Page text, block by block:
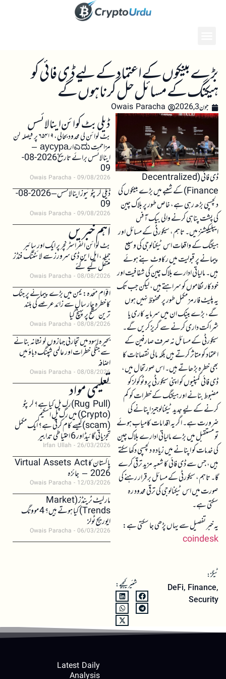
بڑے بینکوں کے اعتماد کے لیے ڈی فائی کو
ہیکنگ کے مسائل حل کرنا ہوں گے
جون 3, 2026 Owais Paracha
ڈی فائی (Decentralized
Finance) کے شعبے میں بڑے بینکوں کی
دلچسپی بڑھ رہی ہے، خاص طور پر بلاک چین
کی پشت پناہی کرنے والی بیک آفس
ایپلیکیشنز میں۔ تاہم، سیکورٹی کے مسائل اور
ہیکنگ کے واقعات اس ٹیکنالوجی کی وسیع
پیمانے پر قبولیت میں رکاوٹ بنے ہوئے
ہیں۔ مالیاتی ادارے بلاک چین کی شفافیت اور
خودکار نظاموں کو سراہتے ہیں، لیکن جب تک
یہ پلیٹ فارمز مکمل طور پر محفوظ نہیں ہوں
گے، بڑے بینک ان میں سرمایہ کاری یا
شراکت داری کرنے سے گریز کریں گے۔
سیکورٹی کے مسائل نہ صرف صارفین کے
اعتماد کو متاثر کرتے ہیں بلکہ مالی نقصانات کا
بھی خطرہ بڑھاتے ہیں۔ اس صورتحال میں،
ڈی فائی کمپنیوں کو اپنی سیکورٹی پروٹوکولز کو
مضبوط بنانے اور ہیکنگ کے خطرات کو کم
کرنے کے لیے جدید ٹیکنالوجیز اپنانے کی
ضرورت ہے۔ اگر یہ اقدامات کامیاب ہوئے
تو مستقبل میں بڑے مالیاتی ادارے بلاک چین
کی خدمات کو اپنانے میں زیادہ دلچسپی دکھا سکتے
ہیں، جس سے ڈی فائی کا شعبہ مزید ترقی کرے
گا۔ تاہم، سیکورٹی کے مسائل برقرار رہنے کی
صورت میں اس ٹیکنالوجی کی ترقی محدود رہ
سکتی ہے۔
یہ خبر تفصیل سے یہاں پڑھی جا سکتی ہے:
coindesk
ٹیگز:
DeFi, Finance,
Security
شئیر کیجیے:
ڈیلی بٹ کوائن اینالائسس
بٹ کوائن کی محدود بحالی، ۶۵۴۱۹ پر فیصلہ کن
مزاحمت ಎದುار аусура –
اینالائسس برائے تاریخ 2026-08-
09
Owais Paracha 09/08/2026
ڈیلی کرپٹو نیوز اینالائسس – 2026-08-
09
Owais Paracha 09/08/2026
اہم خبریں
بٹ کوائن انفراسٹرکچر پر ایک اور سائبر
حملہ، ایل این ڈی سرورز سے لائٹننگ فنڈز
منتقل کیے گئے
Owais Paracha 08/08/2026
اقوام متحدہ: یمن میں بڑے پیمانے پر جنگ
کا خطرہ چار سال سے زائد عرصے کی بلند
ترین سطح پر پہنچ گیا
Owais Paracha 08/08/2026
بحیرہ اسود میں تجارتی جہازوں کو نشانہ بنانے
سے جنگی خطرات اور عالمی شپنگ دباؤ میں
اضافہ
Owais Paracha 08/08/2026
تعلیمی مواد(Rug Pull)رگ پل کیا ہے؟ کرپٹو
(Crypto) میں رگ پل اسکیم
(scam)کیسے کام کرتی ہے؟ ایک مکمل
تجزیاتی گائیڈ اور 6 احتیاطی تدابیر
Irfan Ullah 26/03/2026
پاکستان کا Virtual Assets Act
2026 – جائزہ
Owais Paracha 12/03/2026
مارکیٹ ٹرینڈز (Market
Trends) کیا ہوتے ہیں؟ 4 موونگ
ایوریج ٹولز
Owais Paracha 06/03/2026
Latest Daily
Analysis